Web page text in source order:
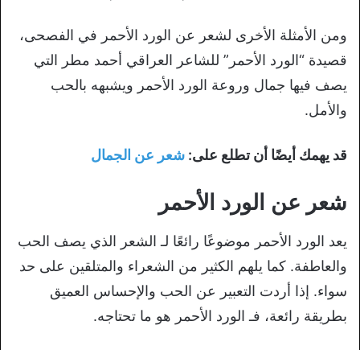
ومن الأمثلة الأخرى لشعر عن الورد الأحمر في الفصحى،
قصيدة “الورد الأحمر” للشاعر العراقي أحمد مطر التي
يصف فيها جمال وروعة الورد الأحمر ويشبهه بالحب
والأمل.
قد يهمك أيضًا أن تطلع على: شعر عن الجمال
شعر عن الورد الأحمر
يعد الورد الأحمر موضوعًا رائعًا لـ الشعر الذي يصف الحب
والعاطفة. كما يلهم الكثير من الشعراء والمتلقين على حد
سواء. إذا أردت التعبير عن الحب والإحساس العميق
بطريقة رائعة، فـ الورد الأحمر هو ما تحتاجه.